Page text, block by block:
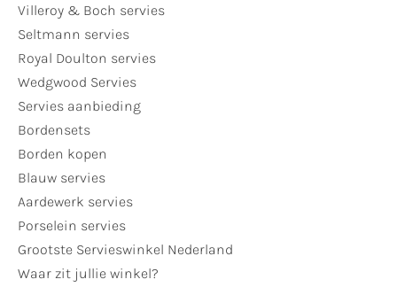
Villeroy & Boch servies
Seltmann servies
Royal Doulton servies
Wedgwood Servies
Servies aanbieding
Bordensets
Borden kopen
Blauw servies
Aardewerk servies
Porselein servies
Grootste Servieswinkel Nederland
Waar zit jullie winkel?